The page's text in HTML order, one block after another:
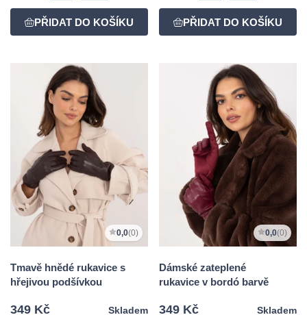
0,0(0)
Tmavě hnědé rukavice s
hřejivou podšívkou
349 Kč Skladem
0,0(0)
Dámské zateplené
rukavice v bordó barvě
349 Kč Skladem